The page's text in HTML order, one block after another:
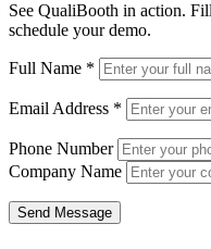
See QualiBooth in action.
schedule your demo.
Full Name *
Email Address *
Phone Number
Company Name
Send Message